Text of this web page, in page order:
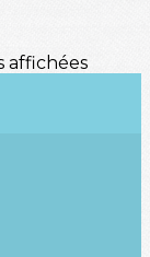
affichées